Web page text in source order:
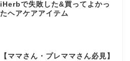
iHerbで失敗した&買ってよかっ
たヘアケアアイテム
【ママさん・プレママさん必見】